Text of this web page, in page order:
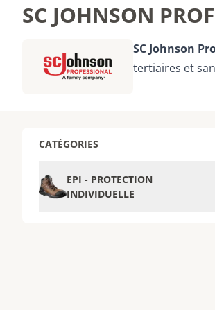
SC JOHNSON
SC Johnson
tertiaires et
CATÉGORIES
EPI - PROTECTION
INDIVIDUELLE